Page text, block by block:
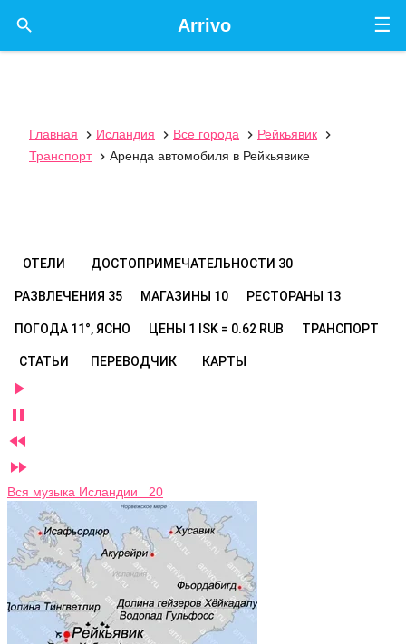
☰
Arrivo

Главная  Исландия  Все города  Рейкьявик

Транспорт
 Аренда автомобиля в Рейкьявике
ОТЕЛИ ДОСТОПРИМЕЧАТЕЛЬНОСТИ 30
РАЗВЛЕЧЕНИЯ 35 МАГАЗИНЫ 10 РЕСТОРАНЫ 13
ПОГОДА 11°, ЯСНО ЦЕНЫ 1 ISK = 0.62 RUB ТРАНСПОРТ
СТАТЬИ ПЕРЕВОДЧИК КАРТЫ




Вся музыка Исландии 20